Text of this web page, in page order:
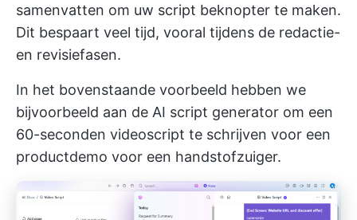
samenvatten om uw script beknopter te maken.
Dit bespaart veel tijd, vooral tijdens de redactie-
en revisiefasen.
In het bovenstaande voorbeeld hebben we
bijvoorbeeld aan de AI script generator om een
60-seconden videoscript te schrijven voor een
productdemo voor een handstofzuiger.